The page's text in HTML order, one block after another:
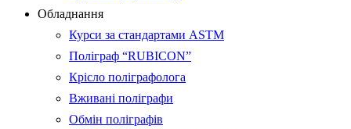
Обладнання
Курси за стандартами ASTM
Поліграф “RUBICON”
Крісло поліграфолога
Вживані поліграфи
Обмін поліграфів